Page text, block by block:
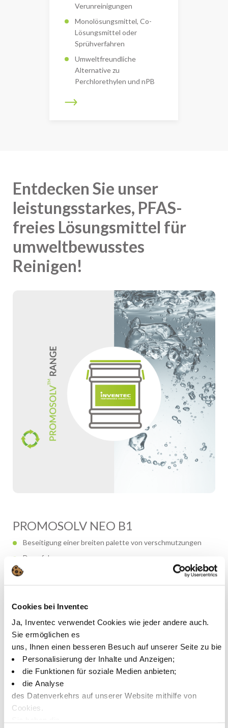
Cookies bei Inventec
Ja, Inventec verwendet Cookies wie jeder andere auch.
Sie ermöglichen es
uns, Ihnen einen besseren Besuch auf unserer Seite zu
Personalisierung der Inhalte und Anzeigen;
die Funktionen für soziale Medien anbieten;
die Analyse
des Datenverkehrs auf unserer Website mithilfe von
Cookies.
Verunreinigungen
Monolösungsmittel, Co-
Lösungsmittel oder
Sprühverfahren
Umweltfreundliche
Alternative zu
Perchlorethylen und nPB
Entdecken Sie unser
leistungsstarkes, PFAS-
freies Lösungsmittel für
umweltbewusstes
Reinigen!
PROMOSOLV NEO B1
Beseitigung einer breiten palette von verschmutzungen
Dampfphasenprozess
PFAS frei & kein GWP
3M Novec 71DE, Novec 72DE, Novec 73DE und Novec 8200
Dies ist ein Produkt
Mehr erfaren